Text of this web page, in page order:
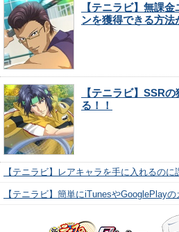
【テニラビ】無課
ンを獲得できる方法
【テニラビ】SSR
る！！
【テニラビ】レアキャラを手に入れるの
【テニラビ】簡単にiTunesやGooglePlay